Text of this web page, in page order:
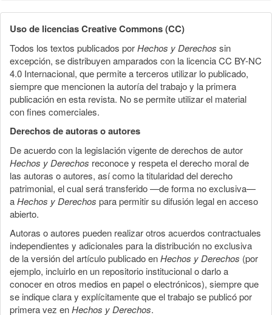
Uso de licencias Creative Commons (CC)
Todos los textos publicados porHechos y Derechos sin
excepción, se distribuyen amparados con la licencia CC BY-NC
4.0 Internacional, que permite a terceros utilizar lo publicado,
siempre que mencionen la autoría del trabajo y la primera
publicación en esta revista. No se permite utilizar el material
con fines comerciales.
Derechos de autoras o autores
De acuerdo con la legislación vigente de derechos de autor
Hechos y Derechos reconoce y respeta el derecho moral de
las autoras o autores, así como la titularidad del derecho
patrimonial, el cual será transferido —de forma no exclusiva—
aHechos y Derechos para permitir su difusión legal en acceso
abierto.
Autoras o autores pueden realizar otros acuerdos contractuales
independientes y adicionales para la distribución no exclusiva
de la versión del artículo publicado enHechos y Derechos (por
ejemplo, incluirlo en un repositorio institucional o darlo a
conocer en otros medios en papel o electrónicos), siempre que
se indique clara y explícitamente que el trabajo se publicó por
primera vez enHechos y Derechos.